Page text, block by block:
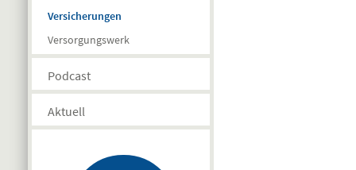
Versicherungen
Versorgungswerk
Podcast
Aktuell